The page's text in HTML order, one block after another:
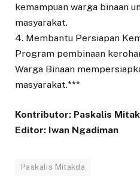
kemampuan warga binaan
masyarakat.
4. Membantu Persiapan
Program pembinaan
Warga Binaan
masyarakat.***
Kontributor: Paskalis
Editor: Iwan Ngadiman
Paskalis Mitakda